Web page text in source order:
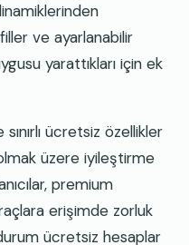
ve ayarlanabilir
yarattıkları için ek
ücretsiz özellikler
olmak üzere iyileştirme
premium
erişimde zorluk
ücretsiz hesaplar